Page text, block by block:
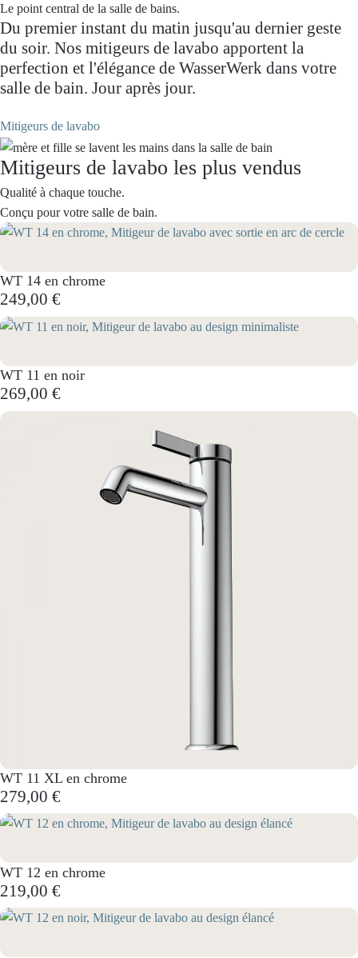
Le point central de la salle de bains.
Du premier instant du matin jusqu'au dernier geste
du soir. Nos mitigeurs de lavabo apportent la
perfection et l'élégance de WasserWerk dans votre
salle de bain. Jour après jour.
Mitigeurs de lavabo
Mitigeurs de lavabo les plus vendus
Qualité à chaque touche.
Conçu pour votre salle de bain.
WT 14 en chrome
249,00 €
WT 11 en noir
269,00 €
WT 11 XL en chrome
279,00 €
WT 12 en chrome
219,00 €